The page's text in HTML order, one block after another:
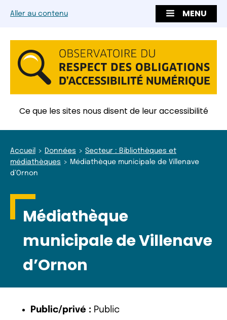
Aller au contenu MENU
Ce que les sites nous disent de leur accessibilité
Accueil Données
Secteur : Bibliothèques et
médiathèques
Médiathèque municipale de Villenave
d’Ornon
Médiathèque
municipale de Villenave
d’Ornon
Public/privé : Public